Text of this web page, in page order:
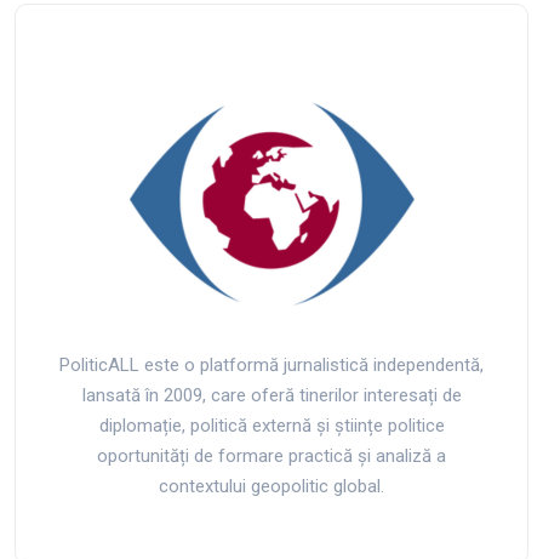
PoliticALL este o platformă jurnalistică independentă,
lansată în 2009, care oferă tinerilor interesați de
diplomație, politică externă și științe politice
oportunități de formare practică și analiză a
contextului geopolitic global.